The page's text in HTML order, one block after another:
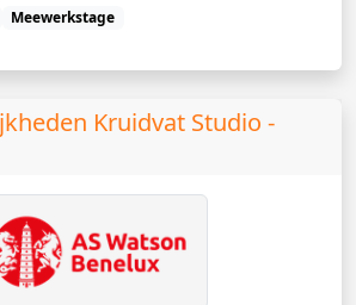
Meewerkstage
Kruidvat Studio -